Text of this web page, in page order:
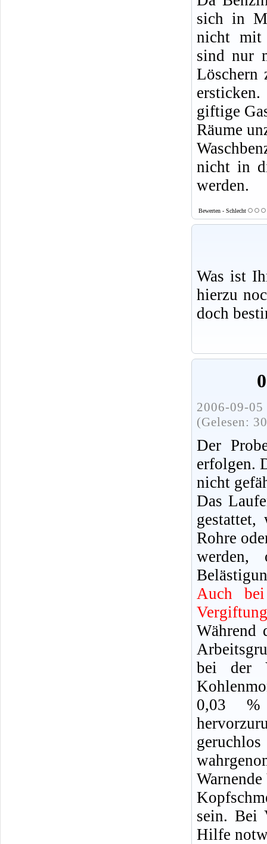
sich in
nicht mit
sind nur
Löschern
giftige
Räume
nicht in
werden.
Bewerten - Schlecht
Was ist
hierzu
doch
2006-09-
(Gelesen:
Der
erfolgen.
nicht
Das
gestattet,
Rohre
werden,
Auch
Während
bei der
0,03
sein. Bei
Hilfe